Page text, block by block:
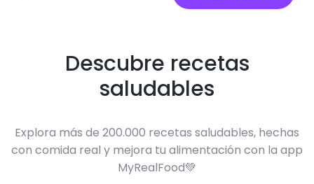
Descubre recetas
saludables
Explora más de 200.000 recetas saludables, hechas
con comida real y mejora tu alimentación con la app
MyRealFood💚